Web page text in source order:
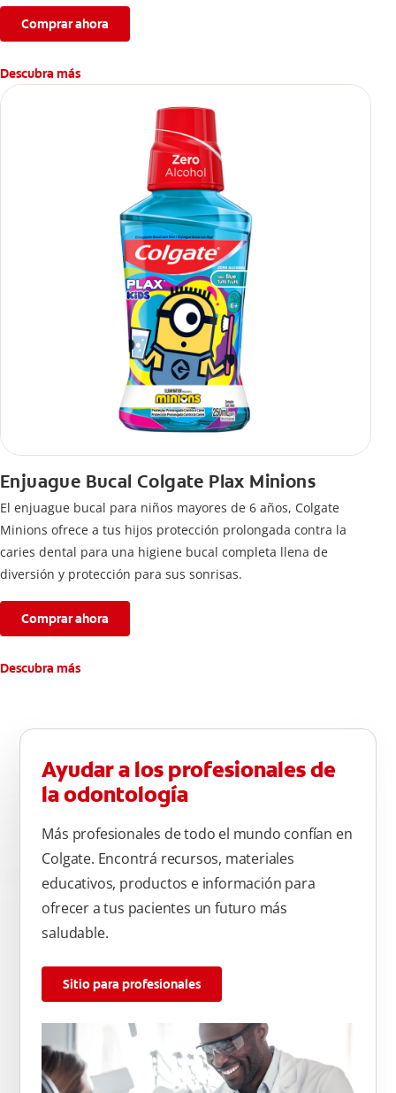
Comprar ahora
Descubra más
Enjuague Bucal Colgate Plax Minions
El enjuague bucal para niños mayores de 6 años, Colgate
Minions ofrece a tus hijos protección prolongada contra la
caries dental para una higiene bucal completa llena de
diversión y protección para sus sonrisas.
Comprar ahora
Descubra más
Ayudar a los profesionales de
la odontología
Más profesionales de todo el mundo confían en
Colgate. Encontrá recursos, materiales
educativos, productos e información para
ofrecer a tus pacientes un futuro más
saludable.
Sitio para profesionales